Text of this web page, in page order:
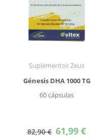
Suplementos Zeus
Génesis DHA 1000 TG
60 cápsulas
82,90 € Precio
especial
61,99 €